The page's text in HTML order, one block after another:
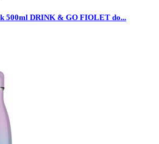
500ml DRINK & GO FIOLET do...